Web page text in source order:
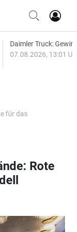
Daimler Truck:
07.08.2026, 13:01
für das
Rote